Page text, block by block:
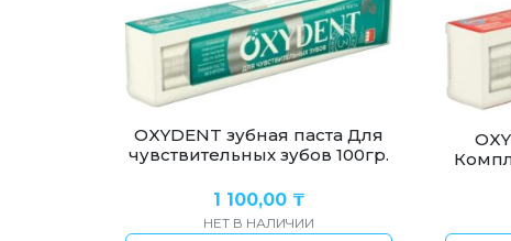
OXYDENT зубная паста Для
чувствительных зубов 100гр.
1 100,00 ₸
НЕТ В НАЛИЧИИ